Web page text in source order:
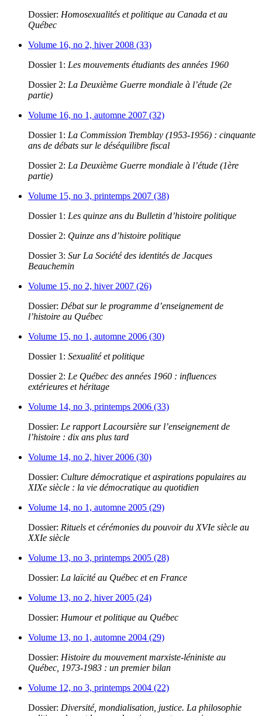
Dossier: Homosexualités et politique au Canada et au
Québec
Volume 16, no 2, hiver 2008 (33)
Dossier 1: Les mouvements étudiants des années 1960
Dossier 2: La Deuxième Guerre mondiale à l’étude (2e
partie)
Volume 16, no 1, automne 2007 (32)
Dossier 1: La Commission Tremblay (1953-1956) : cinquante
ans de débats sur le déséquilibre fiscal
Dossier 2: La Deuxième Guerre mondiale à l’étude (1ère
partie)
Volume 15, no 3, printemps 2007 (38)
Dossier 1: Les quinze ans du Bulletin d’histoire politique
Dossier 2: Quinze ans d’histoire politique
Dossier 3: Sur La Société des identités de Jacques
Beauchemin
Volume 15, no 2, hiver 2007 (26)
Dossier: Débat sur le programme d’enseignement de
l’histoire au Québec
Volume 15, no 1, automne 2006 (30)
Dossier 1: Sexualité et politique
Dossier 2: Le Québec des années 1960 : influences
extérieures et héritage
Volume 14, no 3, printemps 2006 (33)
Dossier: Le rapport Lacoursière sur l’enseignement de
l’histoire : dix ans plus tard
Volume 14, no 2, hiver 2006 (30)
Dossier: Culture démocratique et aspirations populaires au
XIXe siècle : la vie démocratique au quotidien
Volume 14, no 1, automne 2005 (29)
Dossier: Rituels et cérémonies du pouvoir du XVIe siècle au
XXIe siècle
Volume 13, no 3, printemps 2005 (28)
Dossier: La laïcité au Québec et en France
Volume 13, no 2, hiver 2005 (24)
Dossier: Humour et politique au Québec
Volume 13, no 1, automne 2004 (29)
Dossier: Histoire du mouvement marxiste-léniniste au
Québec, 1973-1983 : un premier bilan
Volume 12, no 3, printemps 2004 (22)
Dossier: Diversité, mondialisation, justice. La philosophie